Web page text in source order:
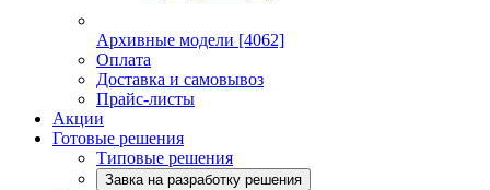
Архивные модели [4062]
Оплата
Доставка и самовывоз
Прайс-листы
Акции
Готовые решения
Типовые решения
Завка на разработку решения